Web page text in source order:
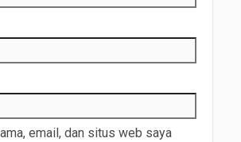
email, dan situs web saya